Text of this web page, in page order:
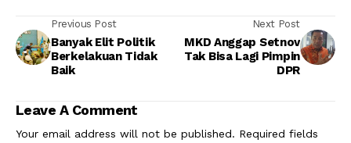
Previous Post
Banyak Elit Politik
Berkelakuan Tidak
Baik
Next Post
MKD Anggap Setnov
Tak Bisa Lagi Pimpin
DPR
Leave A Comment
Your email address will not be published. Required fields